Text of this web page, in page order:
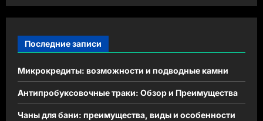
Последние записи
Микрокредиты: возможности и подводные камни
Антипробуксовочные траки: Обзор и Преимущества
Чаны для бани: преимущества, виды и особенности